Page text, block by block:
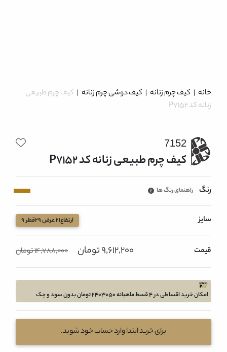
خانه | کیف چرم زنانه| کیف دوشی چرم زنانه| کیف چرم طبیعی
زنانه کد P7152
7152
کیف چرم طبیعی زنانه کد P7152
رنگ راهنمای رنگ ها
سایز ارتفاع21 عرض 29قطر 9
قیمت 9,612,200 تومان 14,788,000 تومان
امکان خرید اقساطی در 4 قسط ماهیانه 2403050 تومان بدون سود و چک
برای خرید ابتدا وارد حساب خود شوید.